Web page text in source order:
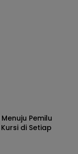
Pemilu
di Setiap